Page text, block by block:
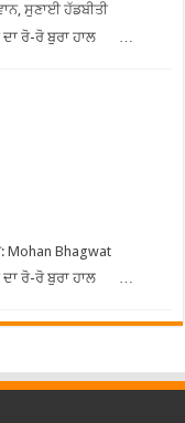
ਸੁਣਾਈ ਹੱਡਬੀਤੀ
ਦਾ ਰੋ-ਰੋ ਬੁਰਾ ਹਾਲ …
Mohan Bhagwat
ਦਾ ਰੋ-ਰੋ ਬੁਰਾ ਹਾਲ …